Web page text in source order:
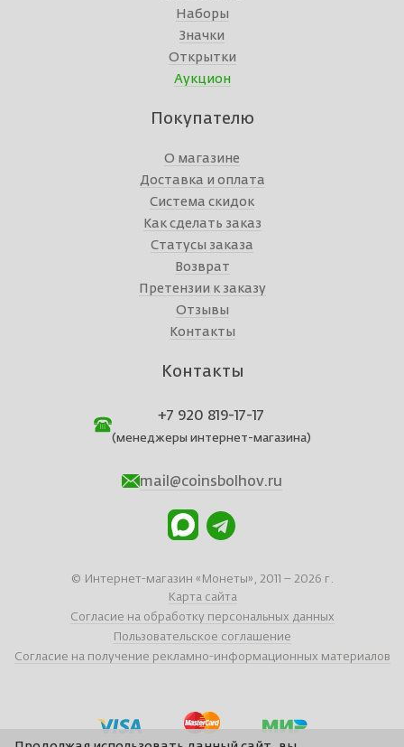
Наборы
Значки
Открытки
Аукцион
Покупателю
О магазине
Доставка и оплата
Система скидок
Как сделать заказ
Статусы заказа
Возврат
Претензии к заказу
Отзывы
Контакты
Контакты
+7 920 819-17-17
(менеджеры интернет-магазина)
mail@coinsbolhov.ru
© Интернет-магазин «Монеты», 2011 – 2026 г.
Карта сайта
Согласие на обработку персональных данных
Пользовательское соглашение
Согласие на получение рекламно-информационных материалов